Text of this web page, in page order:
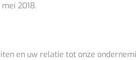
2018.
en uw relatie tot onze